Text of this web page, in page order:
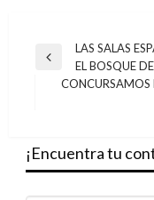
Navegación
Entrada
anterior
LAS SALAS
EL BOSQUE
CONCURSAMOS
¡Encuentra tu